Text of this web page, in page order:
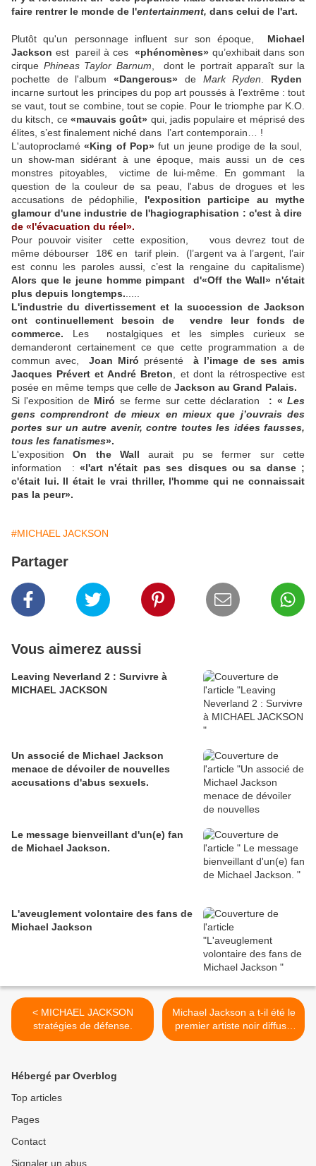
faire rentrer le monde de l'entertainment, dans celui de l'art.
Plutôt qu'un personnage influent sur son époque,
Michael
Jackson est pareil à ces «phénomènes» qu’exhibait dans son
cirque Phineas Taylor Barnum , dont le portrait apparaît sur la
pochette de l'album «Dangerous» de Mark Ryden
Ryden
incarne surtout les principes du pop art poussés à l’extrême : tout
se vaut, tout se combine, tout se copie. Pour le triomphe par K.O.
du kitsch, ce «mauvais goût» qui, jadis populaire et méprisé des
élites, s’est finalement niché dans l’art contemporain… !
L'autoproclamé«King of Pop»fut un jeune prodige de la soul,
un show-man sidérant à une époque, mais aussi un de ces
monstres pitoyables, victime de lui-même. En gommant la
question de la couleur de sa peau, l'abus de drogues et les
accusations de pédophilie,
l'exposition participe au mythe
glamour d'une industrie de l'hagiographisation : c'est à dire
de «l'évacuation du réel».
Pour pouvoir visiter cette exposition, vous devrez tout de
même débourser 18€ en tarif plein. (l’argent va à l’argent, l’air
est connu les paroles aussi, c’est la rengaine du capitalisme)
Alors que le jeune homme pimpant d'«Off the Wall» n'était
plus depuis longtemps.
L'industrie du divertissement et la succession de Jackson
ont continuellement besoin de vendre leur fonds de
commerce. Les nostalgiques et les simples curieux se
demanderont certainement ce que cette programmation a de
commun avec, Joan Miró présenté à l’image de ses amis
Jacques Prévert et André Breton , et dont la rétrospective est
posée en même temps que celle de Jackson au Grand Palais.
Si l'exposition de Miró se ferme sur cette déclaration : «Les
gens comprendront de mieux en mieux que j’ouvrais des
portes sur un autre avenir, contre toutes les idées fausses,
tous les fanatismes».
L'expositionOn the Wall aurait pu se fermer sur cette
information : «l'art n'était pas ses disques ou sa danse ;
c'était lui. Il était le vrai thriller, l'homme qui ne connaissait
pas la peur».
#MICHAEL JACKSON
Partager
Vous aimerez aussi
Leaving Neverland 2 : Survivre à
MICHAEL JACKSON
Un associé de Michael Jackson
menace de dévoiler de nouvelles
accusations d'abus sexuels.
Le message bienveillant d'un(e) fan
de Michael Jackson.
L'aveuglement volontaire des fans de
Michael Jackson
< MICHAEL JACKSON
stratégies de défense.
Michael Jackson a t-il été le
premier artiste noir diffusé
sur MTV ? >
Hébergé par Overblog
Top articles
Pages
Contact
Signaler un abus